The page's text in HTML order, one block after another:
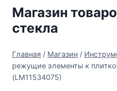
Перейти
содержимому
Магазин
стекла
Главная / Магазин /
режущие элементы к
(LM11534075)